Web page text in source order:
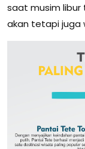
saat musim libur
akan tetapi juga